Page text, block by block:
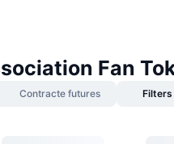
Fan
Contracte futures Filters